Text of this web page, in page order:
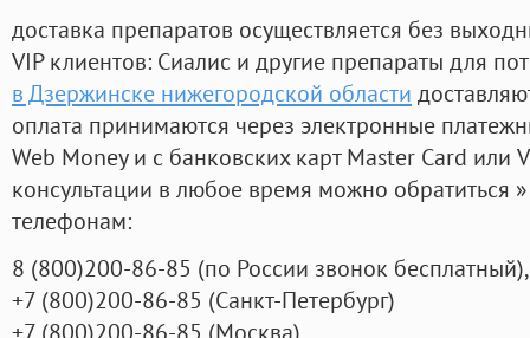
доставка препаратов осуществляется без
VIP клиентов: Сиалис и другие препараты для
в Дзержинске нижегородской области
оплата принимаются через электронные
Web Money и с банковских карт Master Card или
консультации в любое время можно обратиться
телефонам:
8 (800)200-86-85 (по России звонок бесплатный),
+7 (800)200-86-85 (Санкт-Петербург)